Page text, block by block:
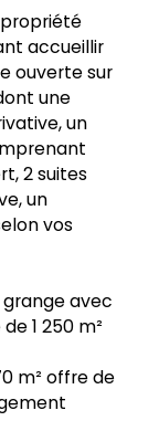
accueillir
ouverte sur
une
un
2 suites
un
vos
avec
1 250 m²
m² offre de